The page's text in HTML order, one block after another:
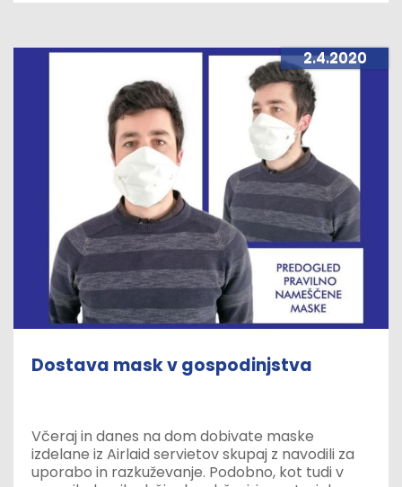
2.4.2020
Dostava mask v gospodinjstva
Včeraj in danes na dom dobivate maske
izdelane iz Airlaid servietov skupaj z navodili za
uporabo in razkuževanje. Podobno, kot tudi v